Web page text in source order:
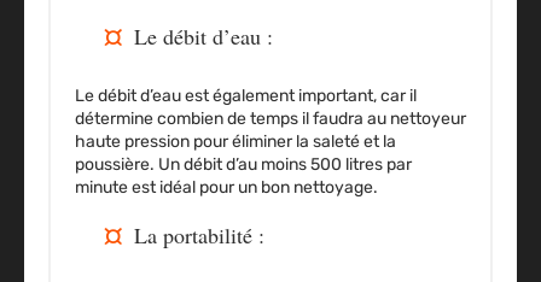
Le débit d’eau :
Le débit d’eau est également important, car il
détermine combien de temps il faudra au nettoyeur
haute pression pour éliminer la saleté et la
poussière. Un débit d’au moins 500 litres par
minute est idéal pour un bon nettoyage.
La portabilité :